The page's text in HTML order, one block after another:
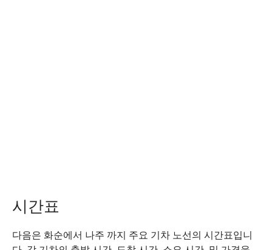
시간표
다음은 화순에서 나주 까지 주요 기차 노선의 시간표입니